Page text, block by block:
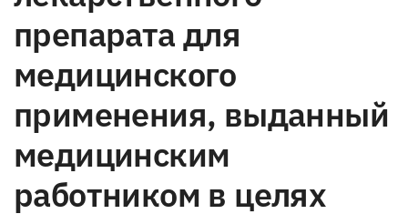
препарата для
медицинского
применения, выданный
медицинским
работником в целях